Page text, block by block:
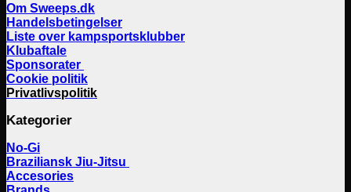
Om Sweeps.dk
Handelsbetingelser
Liste over kampsportsklubber
Klubaftale
Sponsorater
Cookie politik
Privatlivspolitik
Kategorier
No-Gi
Braziliansk Jiu-Jitsu
Accesories